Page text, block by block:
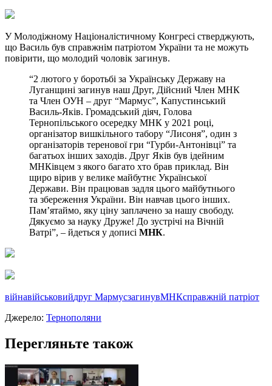
У Молодіжному Націоналістичному Конгресі стверджують,
що Василь був справжнім патріотом України та не можуть
повірити, що молодий чоловік загинув.
“2 лютого у боротьбі за Українську Державу на
Луганщині загинув наш Друг, Дійсний Член МНК
та Член ОУН – друг “Мармус”, Капустинський
Василь-Яків. Громадський діяч, Голова
Тернопільського осередку МНК у 2021 році,
організатор вишкільного табору “Лисоня”, один з
організаторів теренової гри “Гурби-Антонівці” та
багатьох інших заходів. Друг Яків був ідейним
МНКівцем з якого багато хто брав приклад. Він
щиро вірив у велике майбутнє Української
Держави. Він працював задля цього майбутнього
та збереження України. Він навчав цього інших.
Пам’ятаймо, яку ціну заплачено за нашу свободу.
Дякуємо за науку Друже! До зустрічі на Вічній
Ватрі”, – йдеться у дописі МНК.
війнавійськовийдруг МармусзагинувМНКсправжній патріот
Джерело: Тернополяни
Перегляньте також